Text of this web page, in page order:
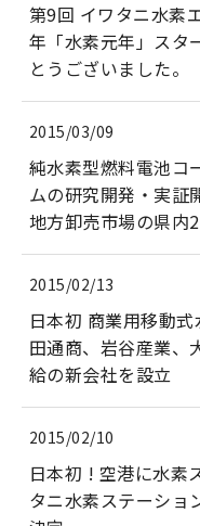
第9回 イワタニ水素
年「水素元年」スタ
とうございました。
2015/03/09
純水素型燃料電池コ
ムの研究開発・実証
地方卸売市場の県内
2015/02/13
日本初 商業用移動
田通商、岩谷産業、
給の新会社を設立
2015/02/10
日本初 ! 空港に水素
タニ水素ステーショ